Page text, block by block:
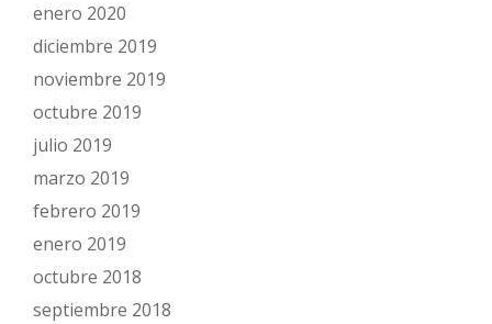
enero 2020
diciembre 2019
noviembre 2019
octubre 2019
julio 2019
marzo 2019
febrero 2019
enero 2019
octubre 2018
septiembre 2018